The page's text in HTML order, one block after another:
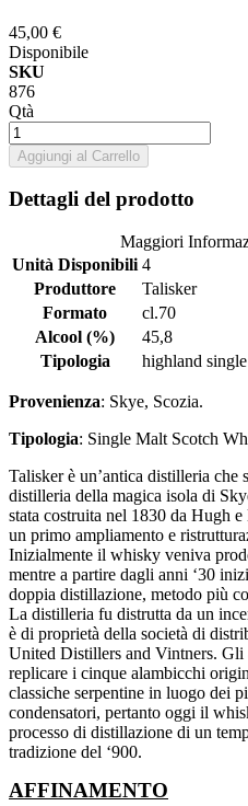
45,00 €
Disponibile
SKU
876
Qtà
Aggiungi al Carrello
Dettagli del prodotto
Maggiori
Unità Disponibili 4
Produttore
Talisker
Formato
cl.70
Alcool (%)
45,8
Tipologia
highland
Provenienza: Skye, Scozia.
Tipologia: Single Malt Scotch
Talisker è un’antica distilleria che
distilleria della magica isola di
stata costruita nel 1830 da Hugh
un primo ampliamento e
Inizialmente il whisky veniva
mentre a partire dagli anni ‘30
doppia distillazione, metodo più
La distilleria fu distrutta da un
è di proprietà della società di
United Distillers and Vintners.
replicare i cinque alambicchi
classiche serpentine in luogo dei
condensatori, pertanto oggi il
processo di distillazione di un
tradizione del ‘900.
AFFINAMENTO